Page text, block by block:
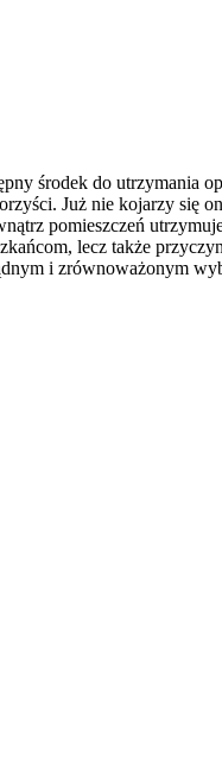
środek do
Już nie kojarzy się
pomieszczeń
lecz także
i zrównoważonym